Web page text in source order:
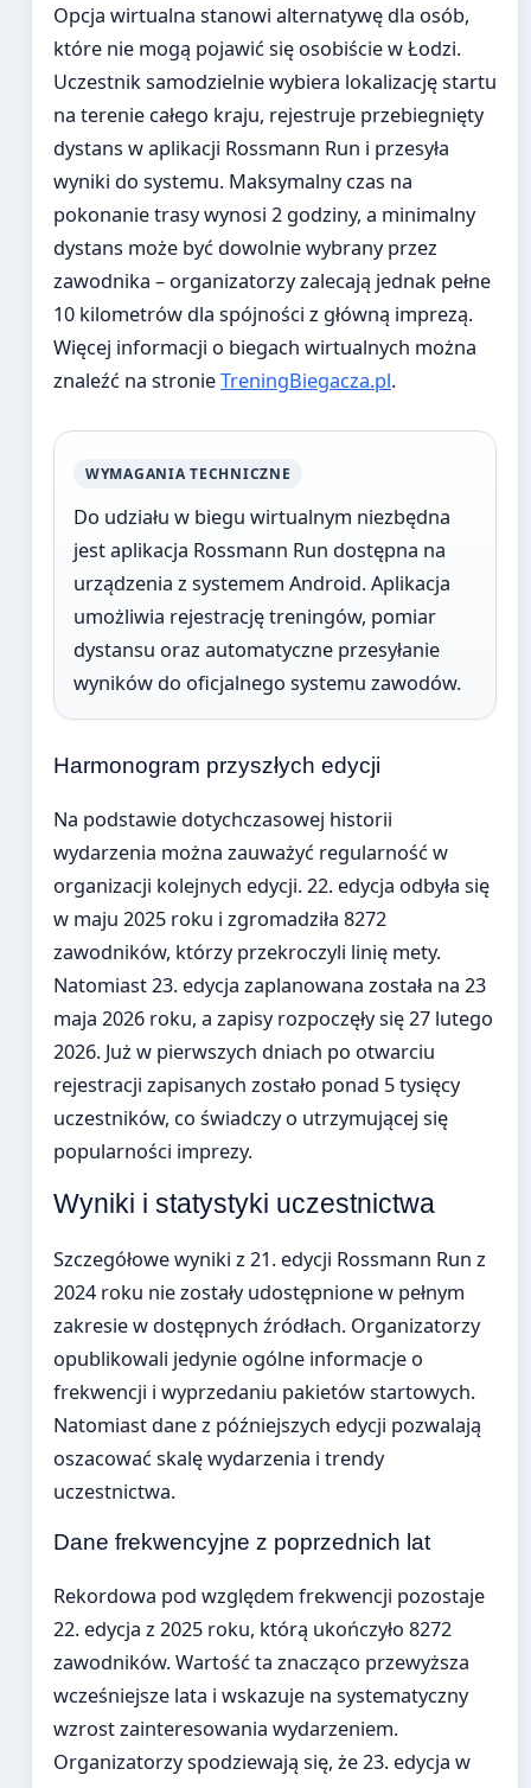
Opcja wirtualna stanowi alternatywę dla osób,
które nie mogą pojawić się osobiście w Łodzi.
Uczestnik samodzielnie wybiera lokalizację startu
na terenie całego kraju, rejestruje przebiegnięty
dystans w aplikacji Rossmann Run i przesyła
wyniki do systemu. Maksymalny czas na
pokonanie trasy wynosi 2 godziny, a minimalny
dystans może być dowolnie wybrany przez
zawodnika – organizatorzy zalecają jednak pełne
10 kilometrów dla spójności z główną imprezą.
Więcej informacji o biegach wirtualnych można
znaleźć na stronieTreningBiegacza.pl.
WYMAGANIA TECHNICZNE
Do udziału w biegu wirtualnym niezbędna
jest aplikacja Rossmann Run dostępna na
urządzenia z systemem Android. Aplikacja
umożliwia rejestrację treningów, pomiar
dystansu oraz automatyczne przesyłanie
wyników do oficjalnego systemu zawodów.
Harmonogram przyszłych edycji
Na podstawie dotychczasowej historii
wydarzenia można zauważyć regularność w
organizacji kolejnych edycji. 22. edycja odbyła się
w maju 2025 roku i zgromadziła 8272
zawodników, którzy przekroczyli linię mety.
Natomiast 23. edycja zaplanowana została na 23
maja 2026 roku, a zapisy rozpoczęły się 27 lutego
2026. Już w pierwszych dniach po otwarciu
rejestracji zapisanych zostało ponad 5 tysięcy
uczestników, co świadczy o utrzymującej się
popularności imprezy.
Wyniki i statystyki uczestnictwa
Szczegółowe wyniki z 21. edycji Rossmann Run z
2024 roku nie zostały udostępnione w pełnym
zakresie w dostępnych źródłach. Organizatorzy
opublikowali jedynie ogólne informacje o
frekwencji i wyprzedaniu pakietów startowych.
Natomiast dane z późniejszych edycji pozwalają
oszacować skalę wydarzenia i trendy
uczestnictwa.
Dane frekwencyjne z poprzednich lat
Rekordowa pod względem frekwencji pozostaje
22. edycja z 2025 roku, którą ukończyło 8272
zawodników. Wartość ta znacząco przewyższa
wcześniejsze lata i wskazuje na systematyczny
wzrost zainteresowania wydarzeniem.
Organizatorzy spodziewają się, że 23. edycja w